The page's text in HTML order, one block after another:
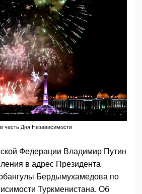
честь Дня Независимости
Федерации Владимир Путин
в адрес Президента
Бердымухамедова по
Туркменистана. Об